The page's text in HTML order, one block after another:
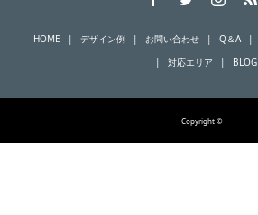
HOME デザイン例 お問い合わせ Q＆A
対応エリア
BLOG
Copyright ©